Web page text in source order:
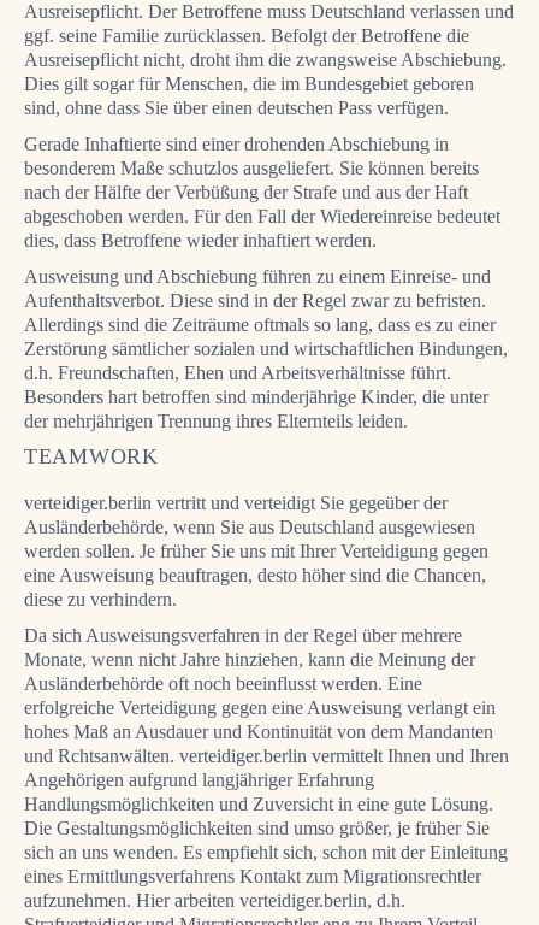
Ausreisepflicht. Der Betroffene muss Deutschland verlassen und
ggf. seine Familie zurücklassen. Befolgt der Betroffene die
Ausreisepflicht nicht, droht ihm die zwangsweise Abschiebung.
Dies gilt sogar für Menschen, die im Bundesgebiet geboren
sind, ohne dass Sie über einen deutschen Pass verfügen.
Gerade Inhaftierte sind einer drohenden Abschiebung in
besonderem Maße schutzlos ausgeliefert. Sie können bereits
nach der Hälfte der Verbüßung der Strafe und aus der Haft
abgeschoben werden. Für den Fall der Wiedereinreise bedeutet
dies, dass Betroffene wieder inhaftiert werden.
Ausweisung und Abschiebung führen zu einem Einreise- und
Aufenthaltsverbot. Diese sind in der Regel zwar zu befristen.
Allerdings sind die Zeiträume oftmals so lang, dass es zu einer
Zerstörung sämtlicher sozialen und wirtschaftlichen Bindungen,
d.h. Freundschaften, Ehen und Arbeitsverhältnisse führt.
Besonders hart betroffen sind minderjährige Kinder, die unter
der mehrjährigen Trennung ihres Elternteils leiden.
TEAMWORK
verteidiger.berlin vertritt und verteidigt Sie gegeüber der
Ausländerbehörde, wenn Sie aus Deutschland ausgewiesen
werden sollen. Je früher Sie uns mit Ihrer Verteidigung gegen
eine Ausweisung beauftragen, desto höher sind die Chancen,
diese zu verhindern.
Da sich Ausweisungsverfahren in der Regel über mehrere
Monate, wenn nicht Jahre hinziehen, kann die Meinung der
Ausländerbehörde oft noch beeinflusst werden. Eine
erfolgreiche Verteidigung gegen eine Ausweisung verlangt ein
hohes Maß an Ausdauer und Kontinuität von dem Mandanten
und Rchtsanwälten. verteidiger.berlin vermittelt Ihnen und Ihren
Angehörigen aufgrund langjähriger Erfahrung
Handlungsmöglichkeiten und Zuversicht in eine gute Lösung.
Die Gestaltungsmöglichkeiten sind umso größer, je früher Sie
sich an uns wenden. Es empfiehlt sich, schon mit der Einleitung
eines Ermittlungsverfahrens Kontakt zum Migrationsrechtler
aufzunehmen. Hier arbeiten verteidiger.berlin, d.h.